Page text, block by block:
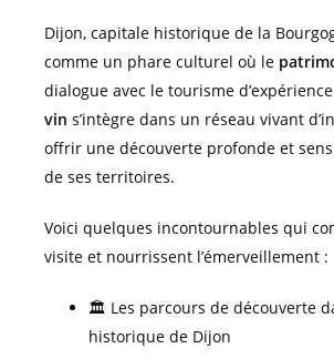
Dijon, capitale historique de la
comme un phare culturel où le
dialogue avec le tourisme
vin s’intègre dans un réseau vivant
offrir une découverte profonde et
de ses territoires.
Voici quelques incontournables qui
visite et nourrissent l’émerveillement :
🏛️ Les parcours de découverte
historique de Dijon